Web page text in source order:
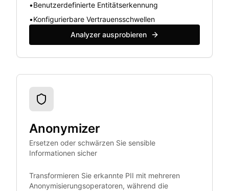
•Benutzerdefinierte Entitätserkennung
•Konfigurierbare Vertrauensschwellen
Analyzer ausprobieren
Anonymizer
Ersetzen oder schwärzen Sie sensible
Informationen sicher
Transformieren Sie erkannte PII mit mehreren
Anonymisierungsoperatoren, während die